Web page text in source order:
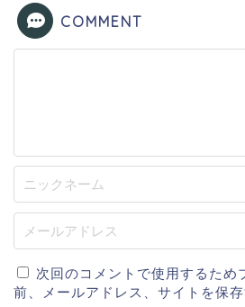
COMMENT
次回のコメントで使用するため
前、メールアドレス、サイトを保存